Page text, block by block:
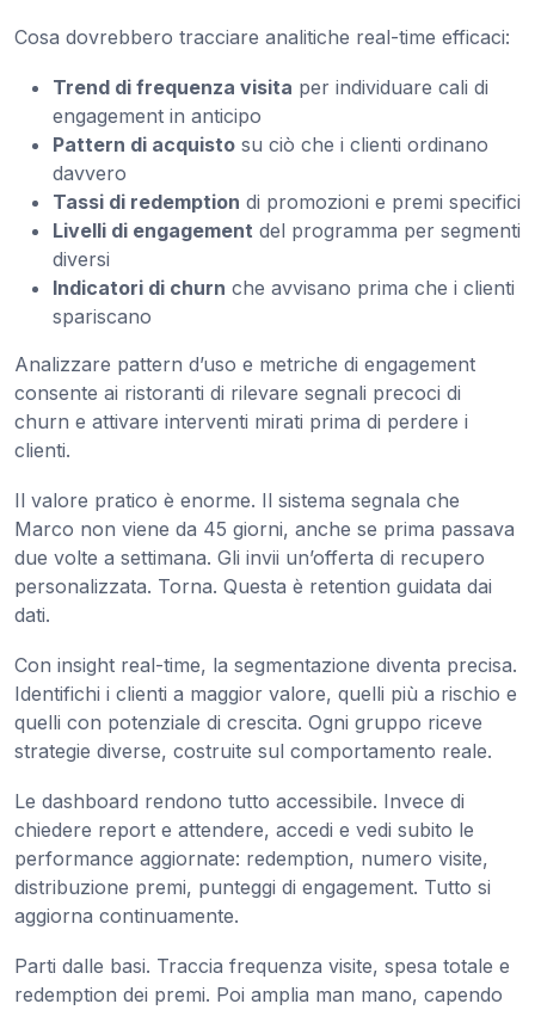
Cosa dovrebbero tracciare analitiche real-time efficaci:
Trend di frequenza visita per individuare cali di
engagement in anticipo
Pattern di acquisto su ciò che i clienti ordinano
davvero
Tassi di redemption di promozioni e premi specifici
Livelli di engagement del programma per segmenti
diversi
Indicatori di churn che avvisano prima che i clienti
spariscano
Analizzare pattern d’uso e metriche di engagement
consente ai ristoranti di rilevare segnali precoci di
churn e attivare interventi mirati prima di perdere i
clienti.
Il valore pratico è enorme. Il sistema segnala che
Marco non viene da 45 giorni, anche se prima passava
due volte a settimana. Gli invii un’offerta di recupero
personalizzata. Torna. Questa è retention guidata dai
dati.
Con insight real-time, la segmentazione diventa precisa.
Identifichi i clienti a maggior valore, quelli più a rischio e
quelli con potenziale di crescita. Ogni gruppo riceve
strategie diverse, costruite sul comportamento reale.
Le dashboard rendono tutto accessibile. Invece di
chiedere report e attendere, accedi e vedi subito le
performance aggiornate: redemption, numero visite,
distribuzione premi, punteggi di engagement. Tutto si
aggiorna continuamente.
Parti dalle basi. Traccia frequenza visite, spesa totale e
redemption dei premi. Poi amplia man mano, capendo